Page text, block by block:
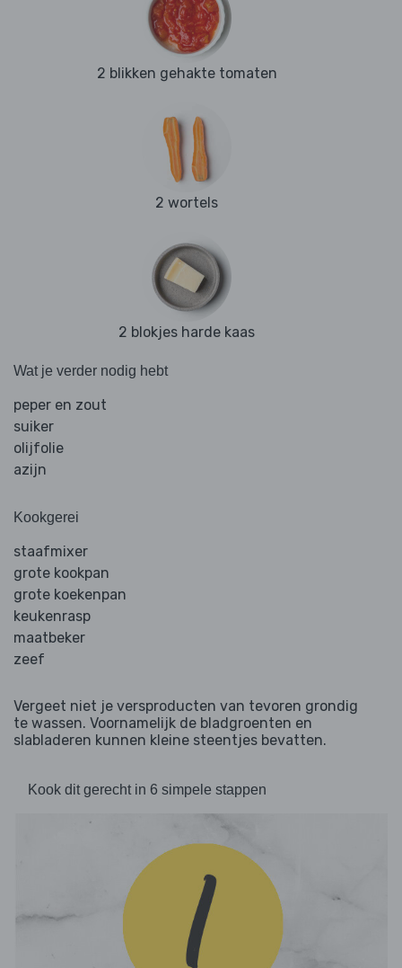
2 blikken gehakte tomaten
2 wortels
2 blokjes harde kaas
Wat je verder nodig hebt
peper en zout
suiker
olijfolie
azijn
Kookgerei
staafmixer
grote kookpan
grote koekenpan
keukenrasp
maatbeker
zeef
Vergeet niet je versproducten van tevoren grondig
te wassen. Voornamelijk de bladgroenten en
slabladeren kunnen kleine steentjes bevatten.
Kook dit gerecht in 6 simpele stappen